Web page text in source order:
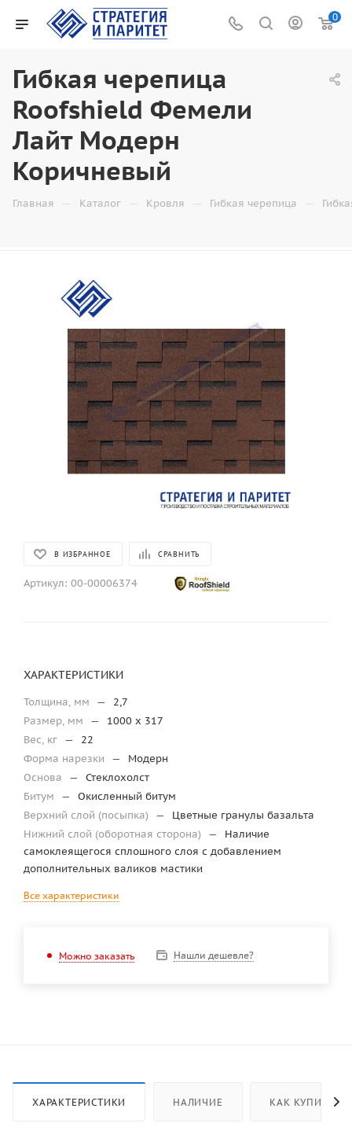
0
Гибкая черепица
Roofshield Фемели
Лайт Модерн
Коричневый
Главная — Каталог — Кровля — Гибкая черепица —
В ИЗБРАННОЕ СРАВНИТЬ
Артикул: 00-00006374
ХАРАКТЕРИСТИКИ
Толщина, мм —
2,7
Размер, мм
—
1000 х 317
Вес, кг —
22
Форма нарезки
—
Модерн
Основа
—
Стеклохолст
Битум
—
Окисленный битум
Верхний слой (посыпка)
—
Цветные гранулы базальта
Нижний слой (оборотная сторона)
—
Наличие
самоклеящегося сплошного слоя с добавлением
дополнительных валиков мастики
Все характеристики
Можно заказать Нашли дешевле?
ХАРАКТЕРИСТИКИ НАЛИЧИЕ КАК КУПИТЬ